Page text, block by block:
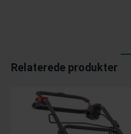
Relaterede produkter